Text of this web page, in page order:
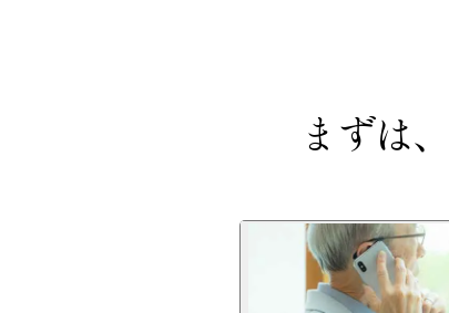
まずは